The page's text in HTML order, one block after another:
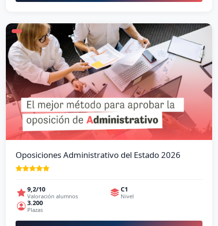
Oposiciones Administrativo del Estado 2026
9,2/10
Valoración alumnos
C1
Nivel
3.200
Plazas